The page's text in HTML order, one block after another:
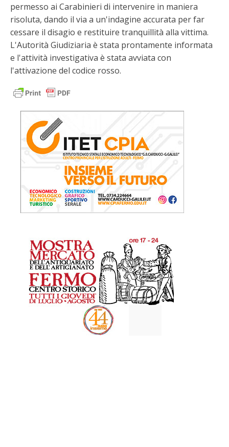
permesso ai Carabinieri di intervenire in maniera
risoluta, dando il via a un'indagine accurata per far
cessare il disagio e restituire tranquillità alla vittima.
L'Autorità Giudiziaria è stata prontamente informata
e l'attività investigativa è stata avviata con
l'attivazione del codice rosso.